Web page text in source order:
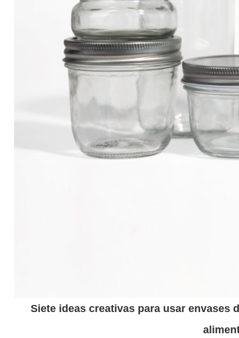
Siete ideas creativas para usar envases